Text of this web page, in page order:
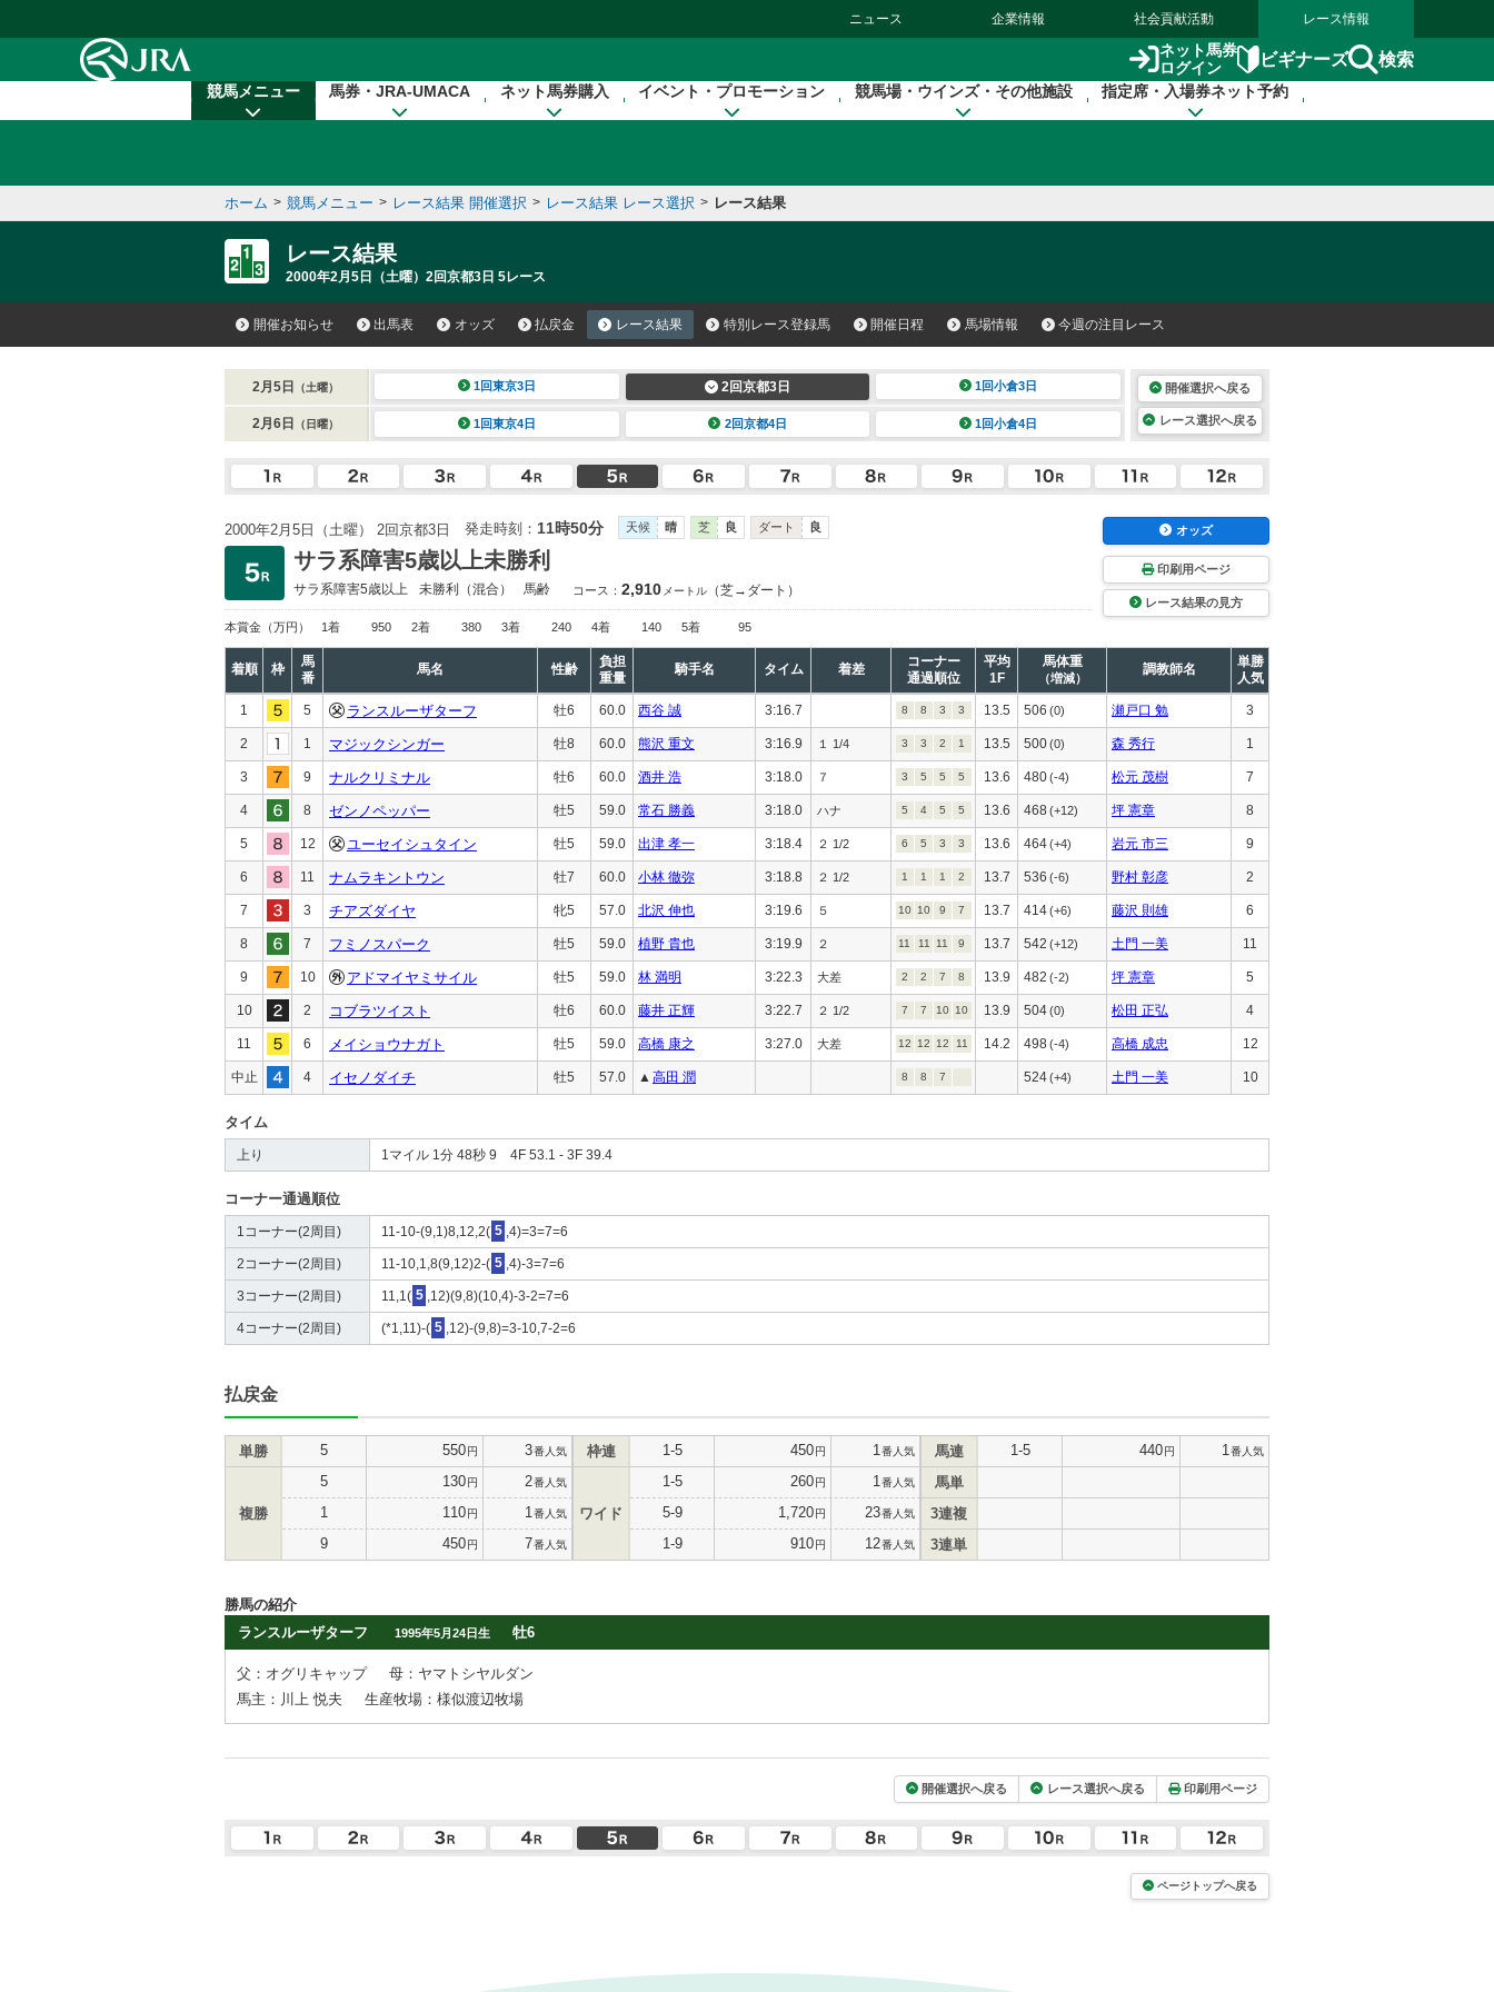
ニュース 企業情報 社会貢献活動 レース情報
ネット馬券
ログイン
ビギナーズ 検索
競馬メニュー 馬券・JRA-UMACA ネット馬券購入 イベント・プロモーション 競馬場・ウインズ・その他施設 指定席・入場券ネット予約
ホーム > 競馬メニュー > レース結果 開催選択 > レース結果 レース選択 > レース結果
レース結果
2000年2月5日（土曜）2回京都3日 5レース
開催お知らせ 出馬表 オッズ 払戻金 レース結果 特別レース登録馬 開催日程 馬場情報 今週の注目レース
2月5日 （土曜） 1回東京3日 2回京都3日 1回小倉3日
2月6日 （日曜） 1回東京4日 2回京都4日 1回小倉4日
開催選択へ戻る
レース選択へ戻る
2000年2月5日（土曜） 2回京都3日 発走時刻： 11時50分 天候 晴 芝 良 ダート 良
サラ系障害5歳以上未勝利
サラ系障害5歳以上 未勝利 （混合） 馬齢 コース： 2,910 メートル （芝→ダート）
本賞金 （万円） 1着 950 2着 380 3着 240 4着 140 5着 95
オッズ
印刷用ページ
レース結果の見方
着順 枠
馬
番
馬名 性齢
負担
重量
騎手名 タイム 着差
コーナー
通過順位
平均
1F
馬体重
（増減）
調教師名
単勝
人気
1 5 ランスルーザターフ 牡6 60.0 西谷 誠 3:16.7 8 8 3 3 13.5 506 (0) 瀬戸口 勉 3
2 1 マジックシンガー 牡8 60.0 熊沢 重文 3:16.9 １ 1/4 3 3 2 1 13.5 500(0) 森 秀行 1
3 9 ナルクリミナル 牡6 60.0 酒井 浩 3:18.0 ７ 3 5 5 5 13.6 480(-4) 松元 茂樹 7
4 8 ゼンノペッパー 牡5 59.0 常石 勝義 3:18.0 ハナ 5 4 5 5 13.6 468 (+12) 坪 憲章 8
5 12 ユーセイシュタイン 牡5 59.0 出津 孝一 3:18.4 ２ 1/2 6 5 3 3 13.6 464(+4) 岩元 市三 9
6 11 ナムラキントウン 牡7 60.0 小林 徹弥 3:18.8 ２ 1/2 1 1 1 2 13.7 536 (-6) 野村 彰彦 2
7 3 チアズダイヤ 牝5 57.0 北沢 伸也 3:19.6 ５ 10 10 9 7 13.7 414(+6) 藤沢 則雄 6
8 7 フミノスパーク 牡5 59.0 植野 貴也 3:19.9 ２ 11 11 11 9 13.7 542 (+12) 土門 一美 11
9 10 アドマイヤミサイル 牡5 59.0 林 満明 3:22.3 大差 2 2 7 8 13.9 482 (-2) 坪 憲章 5
10 2 コブラツイスト 牡6 60.0 藤井 正輝 3:22.7 ２ 1/2 7 7 10 10 13.9 504(0) 松田 正弘 4
11 6 メイショウナガト 牡5 59.0 高橋 康之 3:27.0 大差 12 12 12 11 14.2 498(-4) 高橋 成忠 12
中止 4 イセノダイチ 牡5 57.0 ▲ 高田 潤 8 8 7 524(+4) 土門 一美 10
タイム
上り 1マイル 1分 48秒 9 4F 53.1 - 3F 39.4
コーナー通過順位
1コーナー(2周目) 11-10-(9,1)8,12,2( 5 ,4)=3=7=6
2コーナー(2周目) 11-10,1,8(9,12)2-( 5 ,4)-3=7=6
3コーナー(2周目) 11,1( 5 ,12)(9,8)(10,4)-3-2=7=6
4コーナー(2周目) (*1,11)-( 5 ,12)-(9,8)=3-10,7-2=6
払戻金
単勝 5 550円 3番人気
複勝
5 130円 2番人気
1 110円 1 番人気
9 450円 7番人気
枠連 1-5 450円 1 番人気
ワイド
1-5 260円 1 番人気
5-9 1,720円 23番人気
1-9 910円 12番人気
馬連 1-5 440円 1 番人気
馬単
3連複
3連単
勝馬の紹介
ランスルーザターフ
1995年5月24日生 牡6
父：オグリキャップ
母：ヤマトシヤルダン
馬主：川上 悦夫
生産牧場：様似渡辺牧場
開催選択へ戻る レース選択へ戻る 印刷用ページ
ページトップへ戻る